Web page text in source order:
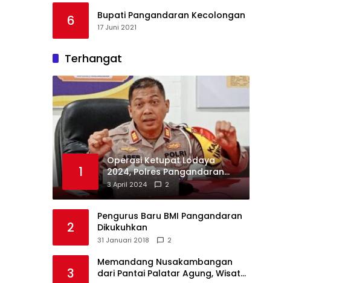
6 Bupati Pangandaran Kecolongan
17 Juni 2021
Terhangat
1
Operasi Ketupat Lodaya
2024, Polres Pangandaran
Dirikan 12 Pos Pengamanan
3 April 2024 2
2
Pengurus Baru BMI Pangandaran
Dikukuhkan
31 Januari 2018 2
3
Memandang Nusakambangan
dari Pantai Palatar Agung, Wisata